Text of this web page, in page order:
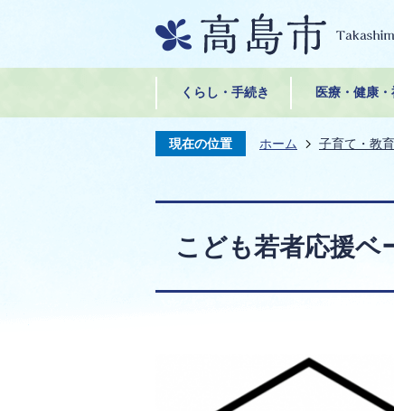
くらし・手続き 医療・健康
現在の位置 ホーム 子育て・教育
こども若者応援ベ